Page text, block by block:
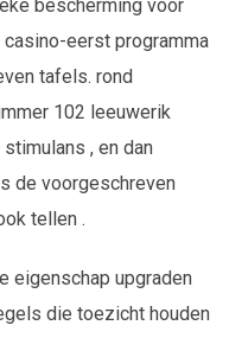
bescherming voor
casino-eerst programma
tafels. rond
102 leeuwerik
, en dan
de voorgeschreven
tellen .
eigenschap upgraden
die toezicht houden